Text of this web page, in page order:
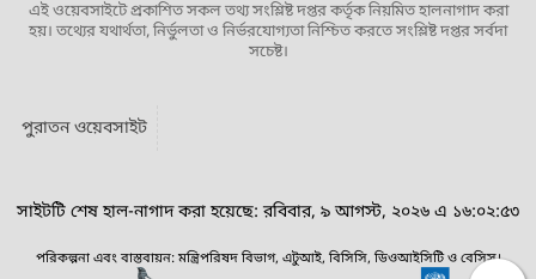
এই ওয়েবসাইটে প্রকাশিত সকল তথ্য সংশ্লিষ্ট দপ্তর কর্তৃক নিয়মিত হালনাগাদ করা
হয়। তথ্যের যথার্থতা, নির্ভুলতা ও নির্ভরযোগ্যতা নিশ্চিত করতে সংশ্লিষ্ট দপ্তর সর্বদা
সচেষ্ট।
পুরাতন ওয়েবসাইট
সাইটটি শেষ হাল-নাগাদ করা হয়েছে: রবিবার, ৯ আগস্ট, ২০২৬ এ ১৬:০২:৫৩
পরিকল্পনা এবং বাস্তবায়ন: মন্ত্রিপরিষদ বিভাগ, এটুআই, বিসিসি, ডিওআইসিটি ও বেসিস।